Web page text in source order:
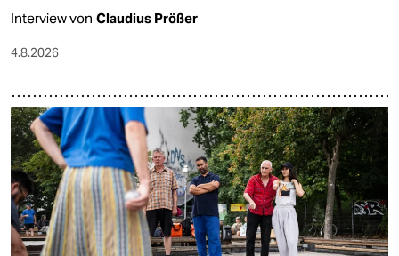
Interview von Claudius Prößer
4.8.2026